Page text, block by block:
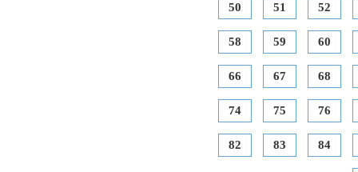
50 51 52
58 59 60
66 67 68
74 75 76
82 83 84